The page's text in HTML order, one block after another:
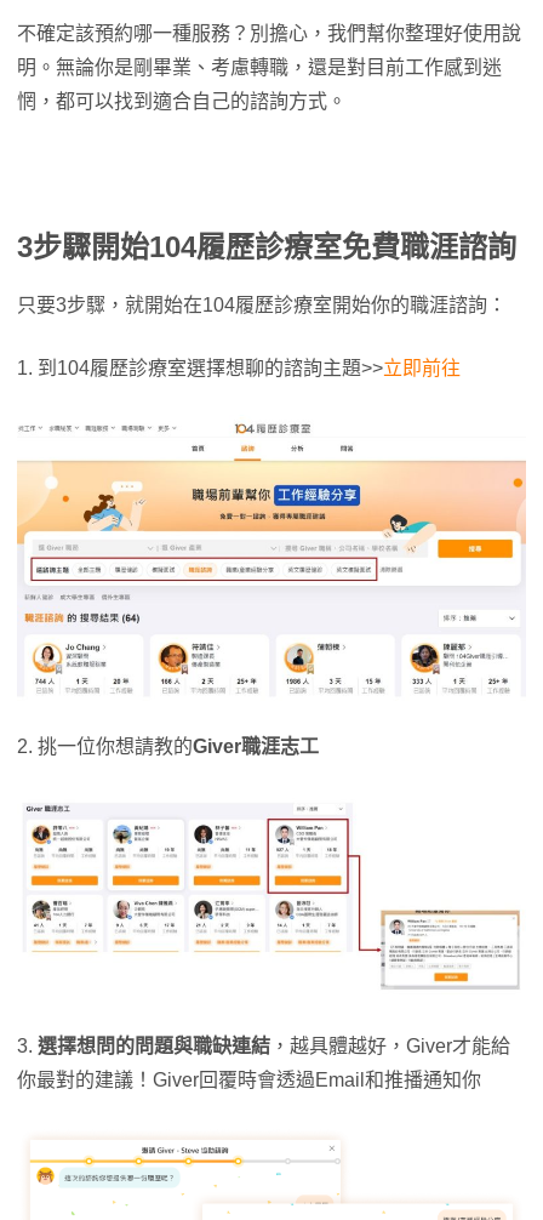
不確定該預約哪一種服務？別擔心，我們幫你整理好使用說
明。無論你是剛畢業、考慮轉職，還是對目前工作感到迷
惘，都可以找到適合自己的諮詢方式。
3步驟開始104履歷診療室免費職涯諮詢
只要3步驟，就開始在104履歷診療室開始你的職涯諮詢：
1. 到104履歷診療室選擇想聊的諮詢主題>>立即前往
2. 挑一位你想請教的Giver職涯志工
3. 選擇想問的問題與職缺連結 ，越具體越好，Giver才能給
你最對的建議！Giver回覆時會透過Email和推播通知你